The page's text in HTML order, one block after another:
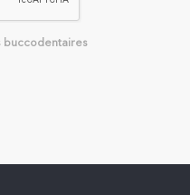
buccodentaires